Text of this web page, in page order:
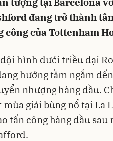
tượng tại Barcelona
đang trở thành
công của Tottenham
hình dưới triều đại
hướng tầm ngắm
nhượng hàng đầu.
giải bùng nổ tại La
tấn công hàng đầu sau